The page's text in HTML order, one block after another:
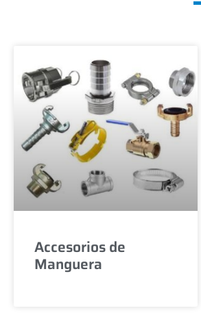
Accesorios de
Manguera